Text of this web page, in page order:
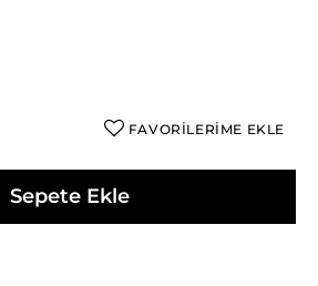
FAVORİLERİME EKLE
Sepete Ekle